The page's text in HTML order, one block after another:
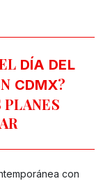
DÍA DEL
CDMX?
PLANES
con